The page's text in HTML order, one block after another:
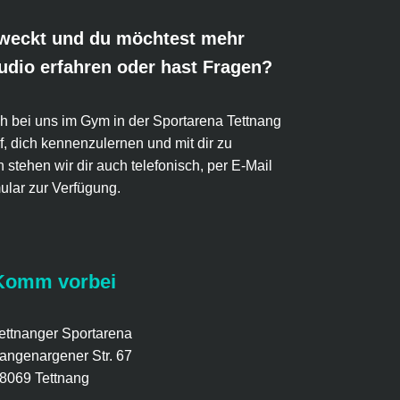
und du möchtest mehr
erfahren oder hast Fragen?
bei uns im Gym in der Sportarena Tettnang
dich kennenzulernen und mit dir zu
wir dir auch telefonisch, per E-Mail
zur Verfügung.
vorbei
Sportarena
Str. 67
Tettnang